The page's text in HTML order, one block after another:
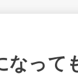
なって